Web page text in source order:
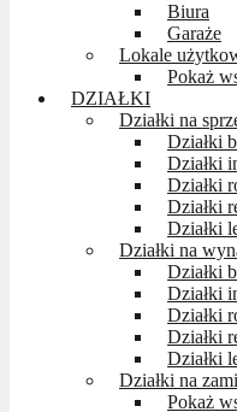
Biura
Garaże
Lokale
Pokaż
DZIAŁKI
Działki na
Działki
Działki
Działki
Działki
Działki
Działki na
Działki
Działki
Działki
Działki
Działki
Działki na
Pokaż